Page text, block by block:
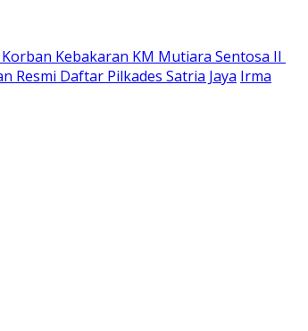
Kebakaran KM Mutiara Sentosa II
Resmi Daftar Pilkades Satria Jaya Irma